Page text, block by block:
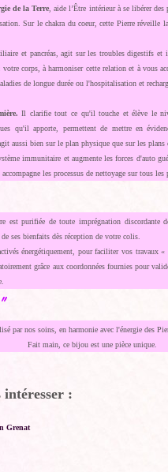
de la Terre , aide l’Être intérieur à se libérer
Sur le chakra du coeur, cette Pierre réveille
et pancréas, agit sur les troubles digestifs
votre corps, à harmoniser cette relation et à vous
de longue durée ou l'hospitalisation et
Il clarifie tout ce qu'il touche et élève le
qu'il apporte, permettent de mettre en
aussi bien sur le plan physique que sur les
immunitaire et augmente les forces d'auto
les processus de nettoyage sur tous les
est purifiée de toute imprégnation discordante
ses bienfaits dès réception de votre colis.
énergétiquement, pour faciliter vos travaux
grâce aux coordonnées fournies pour
par nos soins, en harmonie avec l'énergie des
Fait main, ce bijou est une pièce unique.
:
Grenat